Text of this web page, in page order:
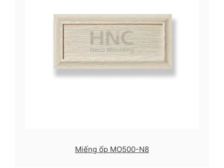
Miếng ốp MO500-N8